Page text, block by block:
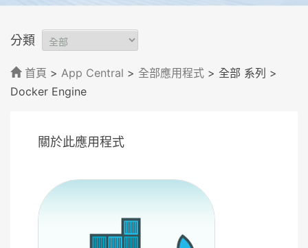
分類
首頁 > App Central > 全部應用程式 > 全部 系列 >
Docker Engine
關於此應用程式